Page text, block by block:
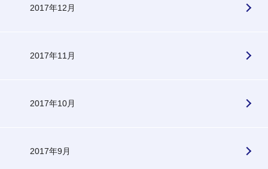
2017年12月
2017年11月
2017年10月
2017年9月